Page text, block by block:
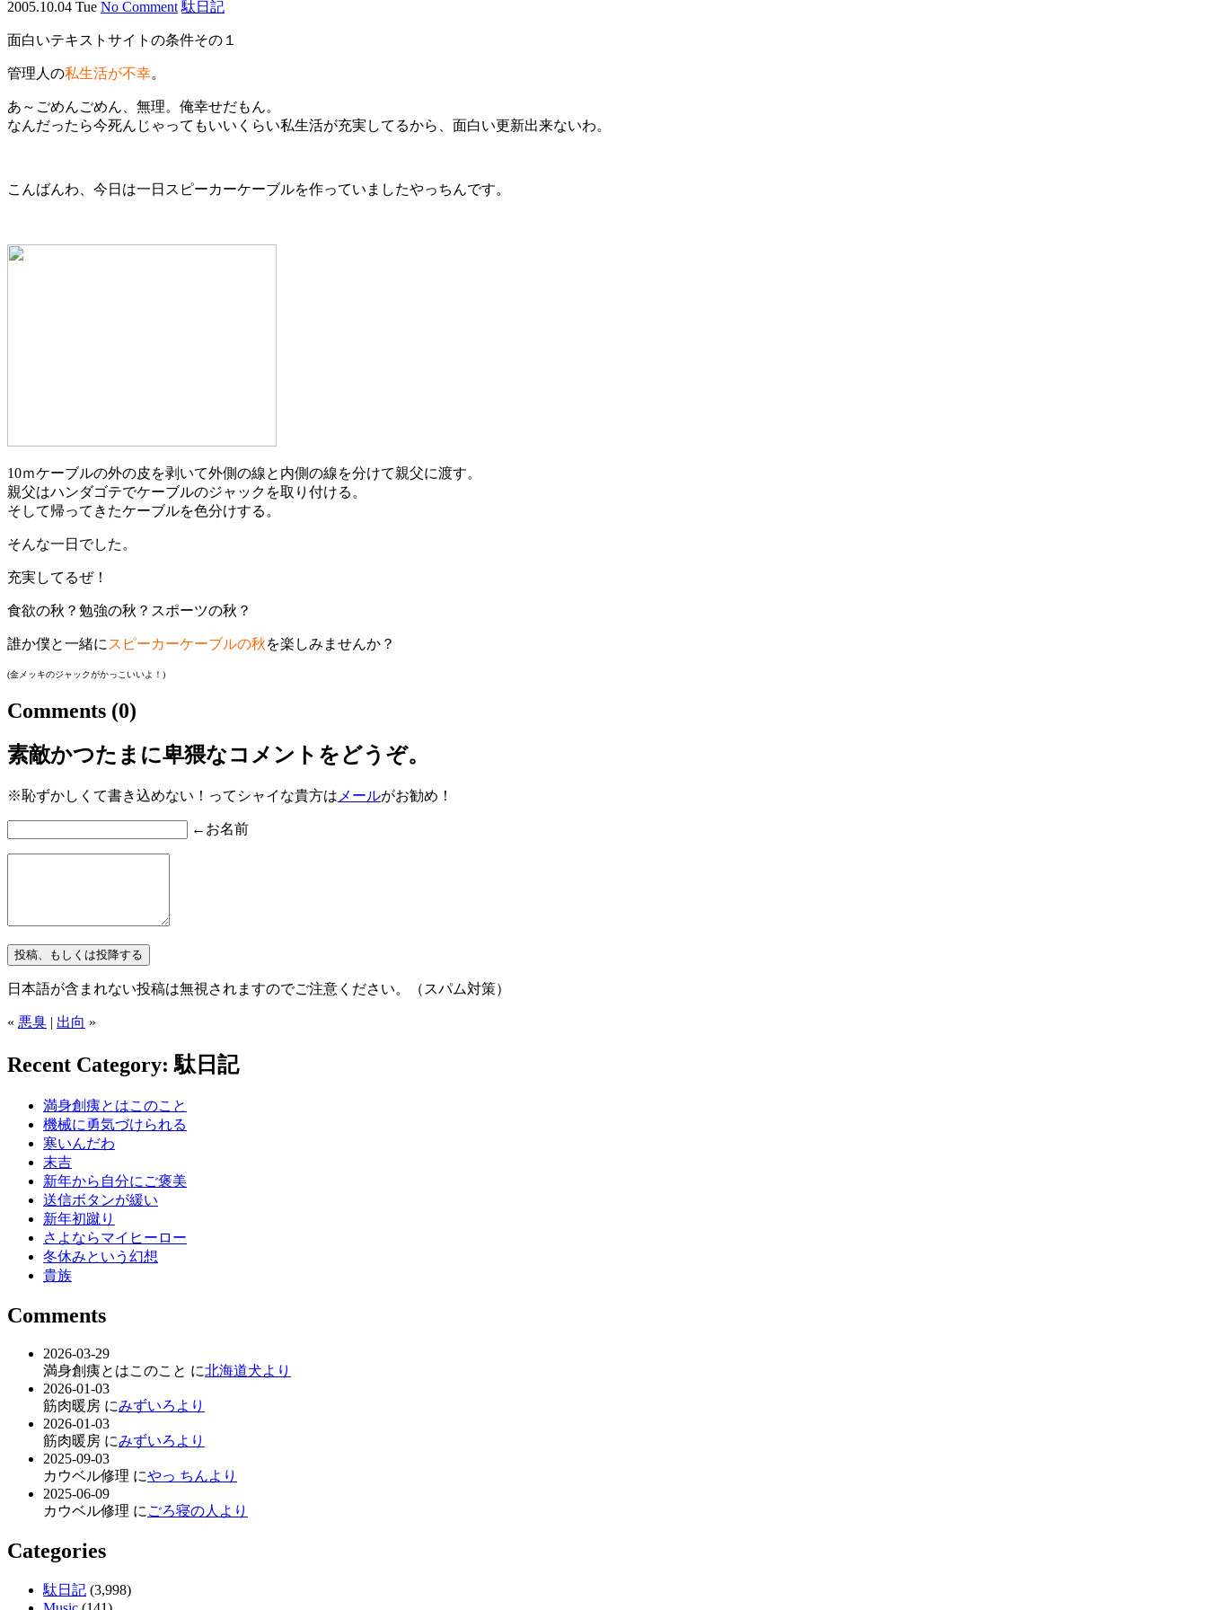
2005.10.04 Tue No Comment 駄日記
面白いテキストサイトの条件その１
管理人の私生活が不幸。
あ～ごめんごめん、無理。俺幸せだもん。
なんだったら今死んじゃってもいいくらい私生活が充実してるから、面白い更新出来ないわ。
こんばんわ、今日は一日スピーカーケーブルを作っていましたやっちんです。
10ｍケーブルの外の皮を剥いて外側の線と内側の線を分けて親父に渡す。
親父はハンダゴテでケーブルのジャックを取り付ける。
そして帰ってきたケーブルを色分けする。
そんな一日でした。
充実してるぜ！
食欲の秋？勉強の秋？スポーツの秋？
誰か僕と一緒に スピーカーケーブルの秋を楽しみませんか？
(金メッキのジャックがかっこいいよ！)
Comments (0)
素敵かつたまに卑猥なコメントをどうぞ。
※恥ずかしくて書き込めない！ってシャイな貴方は メールがお勧め！
←お名前
日本語が含まれない投稿は無視されますのでご注意ください。（スパム対策）
« 悪臭 | 出向 »
Recent Category: 駄日記
満身創痍とはこのこと
機械に勇気づけられる
寒いんだわ
末吉
新年から自分にご褒美
送信ボタンが緩い
新年初蹴り
さよならマイヒーロー
冬休みという幻想
貴族
Comments
2026-03-29
満身創痍とはこのこと に北海道犬より
2026-01-03
筋肉暖房 にみずいろより
2026-01-03
筋肉暖房 にみずいろより
2025-09-03
カウベル修理 にやっ ちんより
2025-06-09
カウベル修理 に ごろ寝の人より
Categories
駄日記 (3,998)